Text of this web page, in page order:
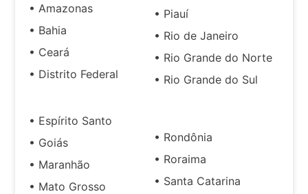
• Amazonas
• Bahia
• Ceará
• Distrito Federal
• Espírito Santo
• Goiás
• Maranhão
• Mato Grosso
• Piauí
• Rio de Janeiro
• Rio Grande do Norte
• Rio Grande do Sul
• Rondônia
• Roraima
• Santa Catarina